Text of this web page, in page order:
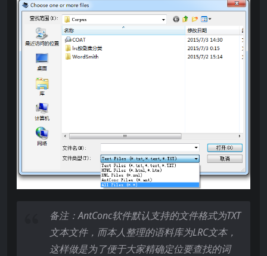
备注：AntConc软件默认支持的文件格式为TXT
文本文件，而本人整理的语料库为LRC文本，
这样做是为了便于大家精确定位要查找的词